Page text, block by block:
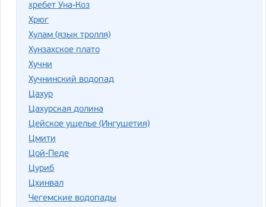
хребет Уна-Коз
Хрюг
Хулам (язык тролля)
Хунзахское плато
Хучни
Хучнинский водопад
Цахур
Цахурская долина
Цейское ущелье (Ингушетия)
Цмити
Цой-Педе
Цуриб
Цхинвал
Чегемские водопады